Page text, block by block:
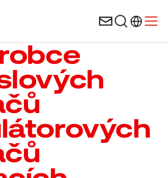
Výběr